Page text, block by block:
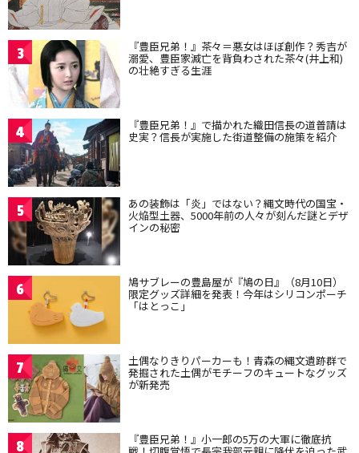
3 『豊臣兄弟！』茶々＝悪女はほぼ創作？秀吉が
溺愛、豊臣家滅亡を背負わされた茶々(井上和)
の壮絶すぎる生涯
4 『豊臣兄弟！』で描かれた織田信長の道普請は
史実？信長が実施した街道整備の施策を紹介
5 あの装飾は「炎」ではない？縄文時代の国宝・
火焔型土器、5000年前の人々が刻んだ謎とデザ
インの秘密
6 鳩サブレーの豊島屋が『鳩の日』（8月10日）
限定グッズ詳細を発表！今年はシリコンポーチ
「はとっこ」
7 土偶なりきりパーカーも！青森の縄文遺跡群で
発掘された土偶がモチーフのキュートなグッズ
が新発売
8 『豊臣兄弟！』小一郎の5万の大軍に徹底抗